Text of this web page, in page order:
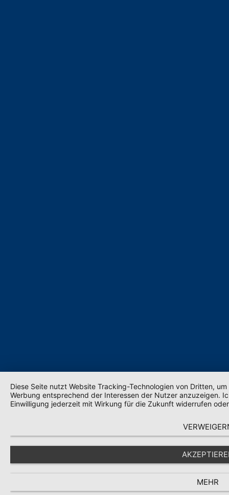
Diese Seite nutzt Website Tracking-Technologien von Dritten,
Werbung entsprechend der Interessen der Nutzer anzuzeigen.
Einwilligung jederzeit mit Wirkung für die Zukunft widerrufen
MEHR